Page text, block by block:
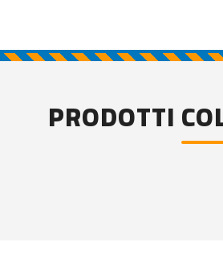
PRODOTTI